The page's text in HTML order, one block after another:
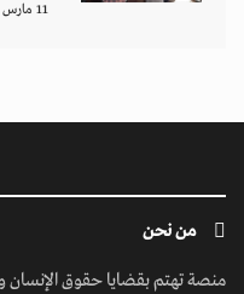
11 مارس 2026 - 10:26
من نحن
منصة تهتم بقضايا حقوق الإنسان